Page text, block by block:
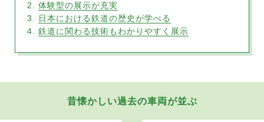
体験型の展示が充実
日本における鉄道の歴史が学べる
鉄道に関わる技術もわかりやすく展示
昔懐かしい過去の車両が並ぶ